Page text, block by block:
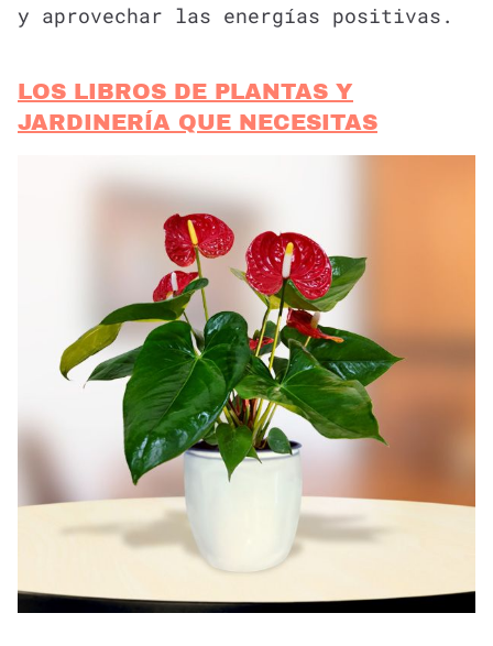
y aprovechar las energías positivas.
LOS LIBROS DE PLANTAS Y
JARDINERÍA QUE NECESITAS